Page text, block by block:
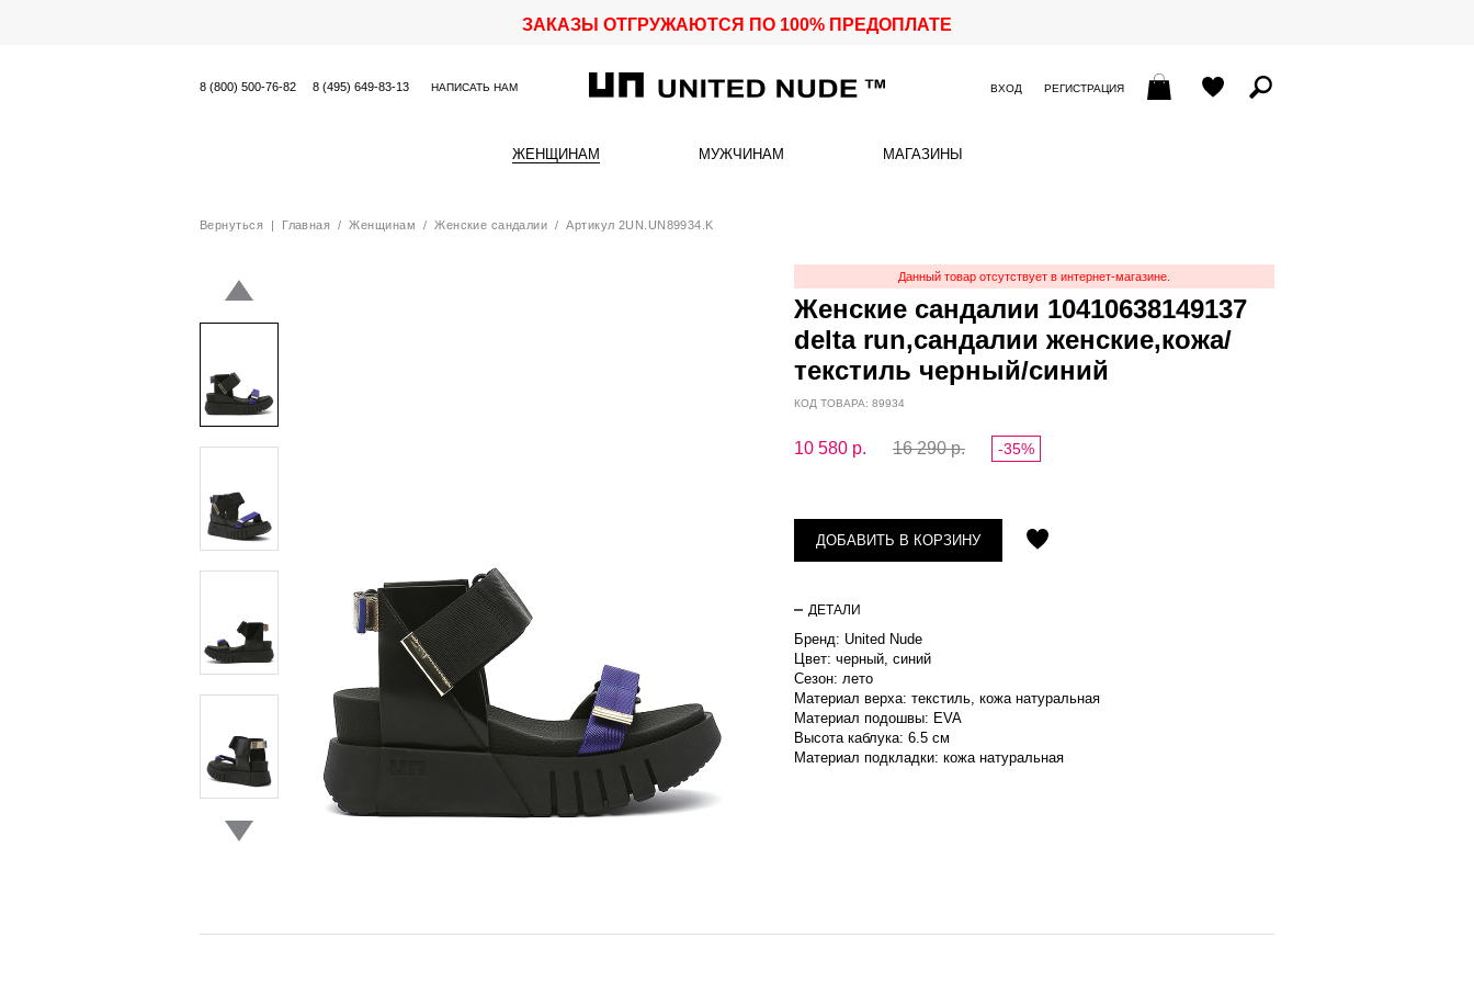
ЗАКАЗЫ ОТГРУЖАЮТСЯ ПО 100% ПРЕДОПЛАТЕ
8 (800) 500-76-82 8 (495) 649-83-13 НАПИСАТЬ НАМ ВХОД РЕГИСТРАЦИЯ
ЖЕНЩИНАМ МУЖЧИНАМ МАГАЗИНЫ
Вернуться| Главная /Женщинам /Женские сандалии / Артикул 2UN.UN89934.K
Данный товар отсутствует в интернет-магазине.
Женские сандалии 10410638149137
delta run,сандалии женские,кожа/
текстиль черный/синий
КОД ТОВАРА: 89934
10 580 р. 16 290 р. -35%
ДОБАВИТЬ В КОРЗИНУ
ДЕТАЛИ
Бренд: United Nude
Цвет: черный, синий
Сезон: лето
Материал верха: текстиль, кожа натуральная
Материал подошвы: EVA
Высота каблука: 6.5 см
Материал подкладки: кожа натуральная